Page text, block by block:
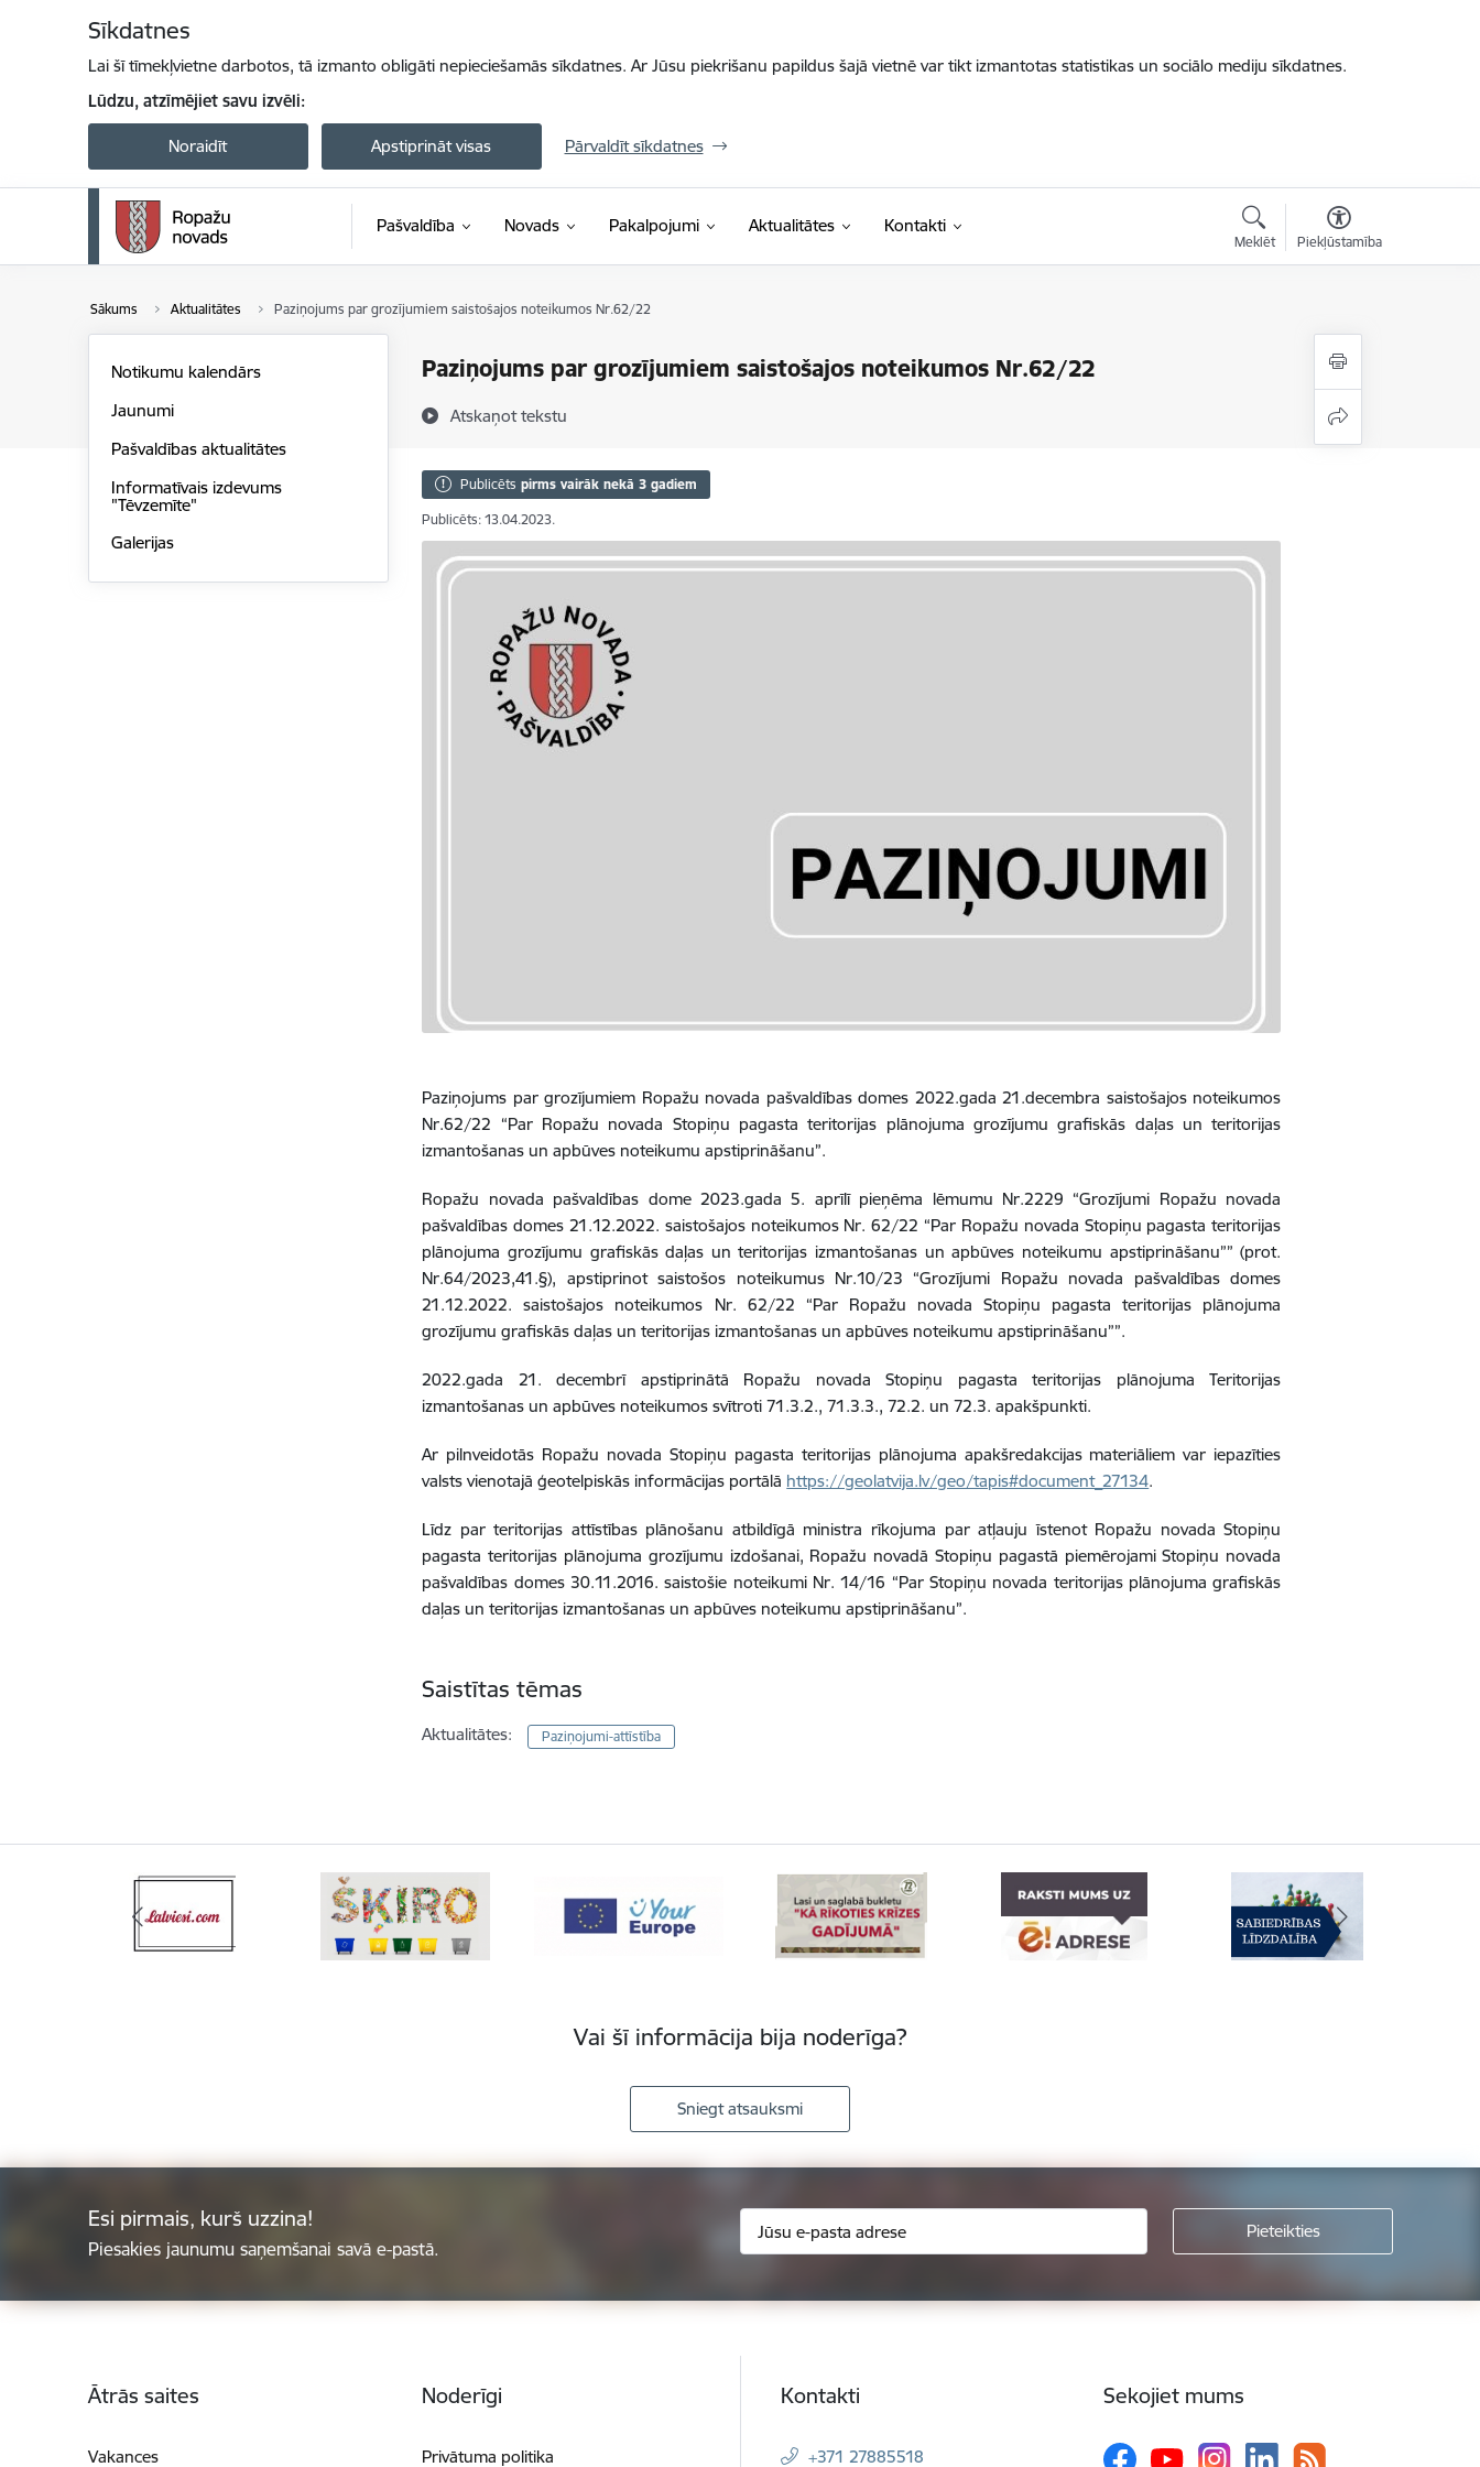
Sīkdatnes
Lai šī tīmekļvietne darbotos, tā izmanto obligāti nepieciešamās sīkdatnes. Ar Jūsu piekrišanu papildus šajā vietnē var tikt izmantotas statistikas un sociālo mediju sīkdatnes.
Lūdzu, atzīmējiet savu izvēli:
Noraidīt Apstiprināt visas Pārvaldīt sīkdatnes
Pašvaldība Novads Pakalpojumi Aktualitātes Kontakti
Meklēt Piekļūstamība
Sākums Aktualitātes Paziņojums par grozījumiem saistošajos noteikumos Nr.62/22
Paziņojums par grozījumiem saistošajos noteikumos Nr.62/22
Atskaņot tekstu
Notikumu kalendārs
Jaunumi
Pašvaldības aktualitātes
Informatīvais izdevums
"Tēvzemīte"
Galerijas
Publicēts pirms vairāk nekā 3 gadiem
Publicēts: 13.04.2023.
Paziņojums par grozījumiem Ropažu novada pašvaldības domes 2022.gada 21.decembra saistošajos noteikumos
Nr.62/22 “Par Ropažu novada Stopiņu pagasta teritorijas plānojuma grozījumu grafiskās daļas un teritorijas
izmantošanas un apbūves noteikumu apstiprināšanu”.
Ropažu novada pašvaldības dome 2023.gada 5. aprīlī pieņēma lēmumu Nr.2229 “Grozījumi Ropažu novada
pašvaldības domes 21.12.2022. saistošajos noteikumos Nr. 62/22 “Par Ropažu novada Stopiņu pagasta teritorijas
plānojuma grozījumu grafiskās daļas un teritorijas izmantošanas un apbūves noteikumu apstiprināšanu”” (prot.
Nr.64/2023,41.§), apstiprinot saistošos noteikumus Nr.10/23 “Grozījumi Ropažu novada pašvaldības domes
21.12.2022. saistošajos noteikumos Nr. 62/22 “Par Ropažu novada Stopiņu pagasta teritorijas plānojuma
grozījumu grafiskās daļas un teritorijas izmantošanas un apbūves noteikumu apstiprināšanu””.
2022.gada 21. decembrī apstiprinātā Ropažu novada Stopiņu pagasta teritorijas plānojuma Teritorijas
izmantošanas un apbūves noteikumos svītroti 71.3.2., 71.3.3.,72.2. un 72.3.apakšpunkti.
Ar pilnveidotās Ropažu novada Stopiņu pagasta teritorijas plānojuma apakšredakcijas materiāliem var iepazīties
valsts vienotajā ģeotelpiskās informācijas portālā https://geolatvija.lv/geo/tapis#document_27134.
Līdz par teritorijas attīstības plānošanu atbildīgā ministra rīkojuma par atļauju īstenot Ropažu novada Stopiņu
pagasta teritorijas plānojuma grozījumu izdošanai, Ropažu novadā Stopiņu pagastā piemērojami Stopiņu novada
pašvaldības domes 30.11.2016. saistošie noteikumi Nr. 14/16 “Par Stopiņu novada teritorijas plānojuma grafiskās
daļas un teritorijas izmantošanas un apbūves noteikumu apstiprināšanu”.
Saistītas tēmas
Aktualitātes: Paziņojumi-attīstība
Vai šī informācija bija noderīga?
Sniegt atsauksmi
Esi pirmais, kurš uzzina!
Piesakies jaunumu saņemšanai savā e-pastā.
Ātrās saites
Vakances
Noderīgi
Privātuma politika
Kontakti
+371 27885518
Sekojiet mums